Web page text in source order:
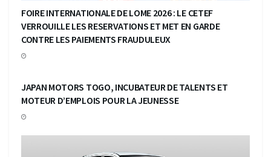
FOIRE INTERNATIONALE DE LOME 2026 : LE CETEF
VERROUILLE LES RESERVATIONS ET MET EN GARDE
CONTRE LES PAIEMENTS FRAUDULEUX
JAPAN MOTORS TOGO, INCUBATEUR DE TALENTS ET
MOTEUR D’EMPLOIS POUR LA JEUNESSE